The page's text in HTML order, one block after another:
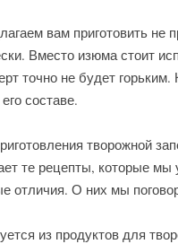
вам приготовить не
Вместо изюма стоит
точно не будет
составе.
творожной
те рецепты, которые мы
отличия. О них мы
из продуктов для